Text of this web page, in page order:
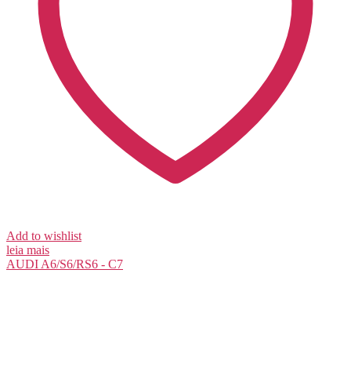
Add to wishlist
leia mais
AUDI A6/S6/RS6 - C7